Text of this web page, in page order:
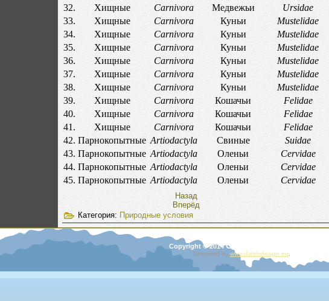
32.
Хищные Carnivora Медвежьи Ursidae
33.
Хищные Carnivora Куньи Mustelidae
34.
Хищные Carnivora Куньи Mustelidae
35.
Хищные Carnivora Куньи Mustelidae
36.
Хищные Carnivora Куньи Mustelidae
37.
Хищные Carnivora Куньи Mustelidae
38.
Хищные Carnivora Куньи Mustelidae
39.
Хищные Carnivora Кошачьи Felidae
40.
Хищные Carnivora Кошачьи Felidae
41.
Хищные Carnivora Кошачьи Felidae
42. Парнокопытные Artiodactyla Свиные Suidae
43. Парнокопытные Artiodactyla Оленьи Cervidae
44. Парнокопытные Artiodactyla Оленьи Cervidae
45. Парнокопытные Artiodactyla Оленьи Cervidae
Назад
Вперёд
Категория: Природные условия
Copyright © 2014Garden
Designed by www.diablodesign.eu